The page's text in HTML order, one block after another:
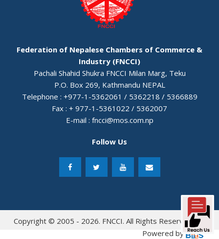
Federation of Nepalese Chambers of Commerce &
Industry (FNCCI)
Pachali Shahid Shukra FNCCI Milan Marg, Teku
P.O. Box 269, Kathmandu NEPAL
Telephone : +977-1-5362061 / 5362218 / 5366889
Fax : + 977-1-5361022 / 5362007
E-mail : fncci@mos.com.np
Follow Us
Copyright © 2005 - 2026. FNCCI. All Rights Reserved.
Powered by